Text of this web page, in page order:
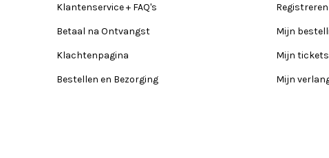
Klantenservice + FAQ's
Betaal na Ontvangst
Klachtenpagina
Bestellen en Bezorging
Registreren
Mijn
Mijn tickets
Mijn